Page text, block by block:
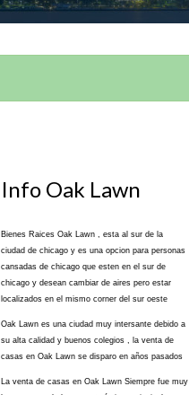
Info Oak Lawn
Bienes Raices Oak Lawn , esta al sur de la
ciudad de chicago y es una opcion para personas
cansadas de chicago que esten en el sur de
chicago y desean cambiar de aires pero estar
localizados en el mismo corner del sur oeste
Oak Lawn es una ciudad muy intersante debido a
su alta calidad y buenos colegios , la venta de
casas en Oak Lawn se disparo en años pasados
La venta de casas en Oak Lawn Siempre fue muy